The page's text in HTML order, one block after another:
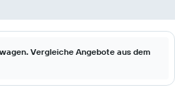
Vergleiche Angebote aus dem